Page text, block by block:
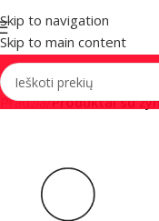
Skip to navigation
Skip to main content
Pradžia/Produktai su